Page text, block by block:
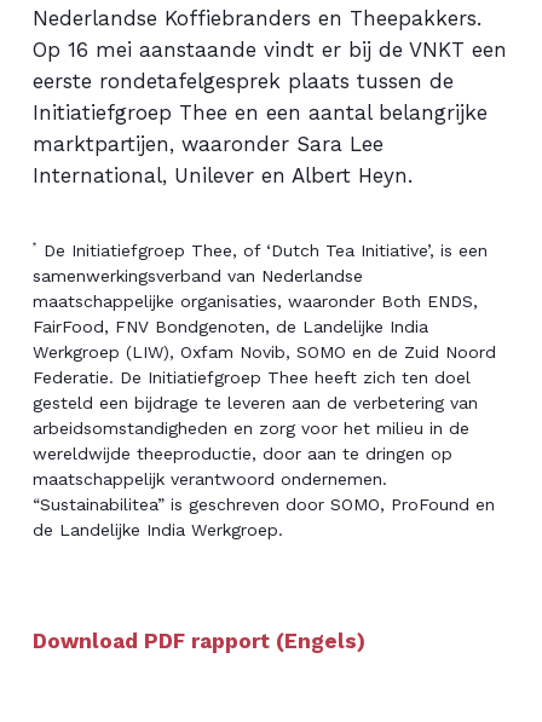
Nederlandse Koffiebranders en Theepakkers.
Op 16 mei aanstaande vindt er bij de VNKT een
eerste rondetafelgesprek plaats tussen de
Initiatiefgroep Thee en een aantal belangrijke
marktpartijen, waaronder Sara Lee
International, Unilever en Albert Heyn.
*
De Initiatiefgroep Thee, of ‘Dutch Tea Initiative’, is een
samenwerkingsverband van Nederlandse
maatschappelijke organisaties, waaronder Both ENDS,
FairFood, FNV Bondgenoten, de Landelijke India
Werkgroep (LIW), Oxfam Novib, SOMO en de Zuid Noord
Federatie. De Initiatiefgroep Thee heeft zich ten doel
gesteld een bijdrage te leveren aan de verbetering van
arbeidsomstandigheden en zorg voor het milieu in de
wereldwijde theeproductie, door aan te dringen op
maatschappelijk verantwoord ondernemen.
“Sustainabilitea” is geschreven door SOMO, ProFound en
de Landelijke India Werkgroep.
Download PDF rapport (Engels)